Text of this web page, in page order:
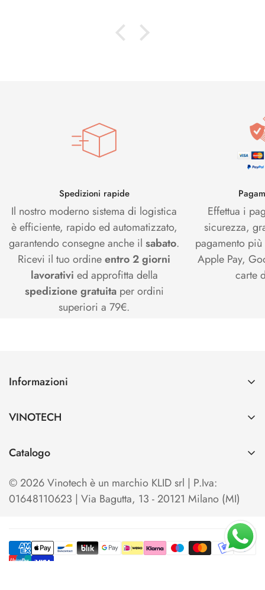
Spedizioni rapide
Il nostro moderno sistema di logistica
è efficiente, rapido ed automatizzato,
garantendo consegne anche ilsabato.
Ricevi il tuo ordineentro 2 giorni
lavorativi ed approfitta della
spedizione gratuita per ordini
superiori a 79€.
Effettua i
sicurezza,
pagamento
Apple Pay,
carte
Informazioni
Spedizioni e Pagamenti
Cerca
Termini e condizioni di Vendita
Privacy Policy
Your Privacy Choices
VINOTECH
Vinotech B2B
Blog
Catalogo
TO OPEN
TO SERVE & STORE
TO COOL
© 2026 Vinotech è un marchio KLID srl | P.Iva:
01648110623 | Via Bagutta, 13 - 20121 Milano (MI)